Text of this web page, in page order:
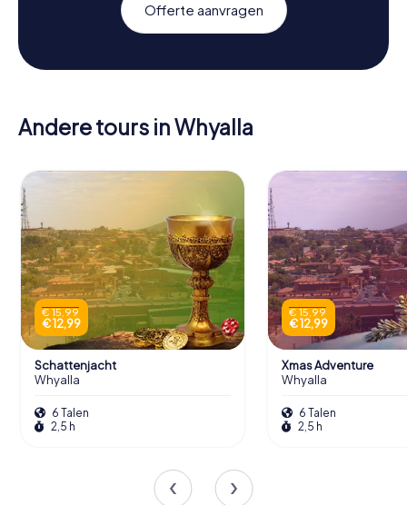
Offerte aanvragen
Andere tours in Whyalla
€ 15,99
€ 12,99
Schattenjacht
Whyalla
6 Talen
2,5 h
€ 15,99
€ 12,99
Xmas Adventure
Whyalla
6 Talen
2,5 h